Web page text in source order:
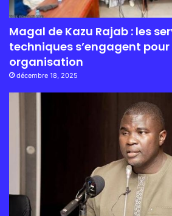
Magal de Kazu Rajab : les
techniques s’engagent
organisation
décembre 18, 2025